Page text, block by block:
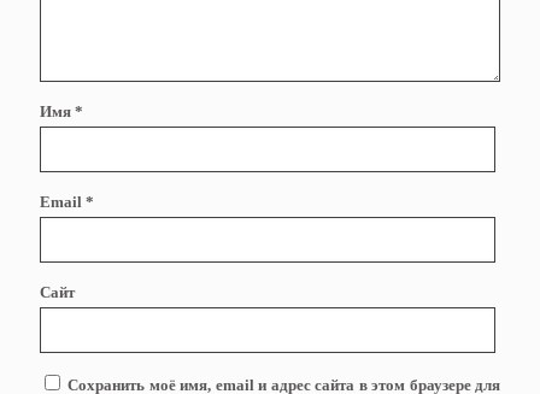
Имя *
Email *
Сайт
Сохранить моё имя, email и адрес сайта в этом браузере для